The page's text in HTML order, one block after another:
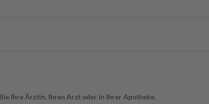
Ihre Ärztin, Ihren Arzt oder in Ihrer Apotheke.